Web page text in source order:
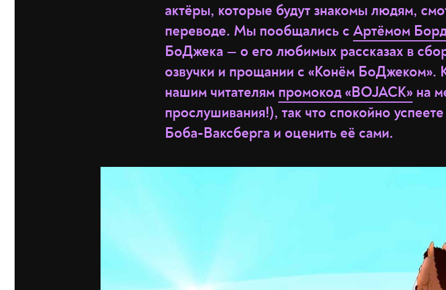
актёры, которые будут знакомы людям,
переводе. Мы пообщались с Артёмом
БоДжека — о его любимых рассказах в
озвучки и прощании с «Конём БоДжеком».
нашим читателям промокод «BOJACK» на
прослушивания!), так что спокойно
Боба-Ваксберга и оценить её сами.